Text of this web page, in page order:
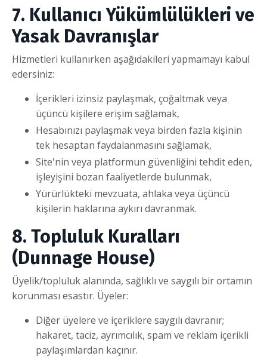
7. Kullanıcı Yükümlülükleri ve
Yasak Davranışlar
Hizmetleri kullanırken aşağıdakileri yapmamayı kabul
edersiniz:
İçerikleri izinsiz paylaşmak, çoğaltmak veya
üçüncü kişilere erişim sağlamak,
Hesabınızı paylaşmak veya birden fazla kişinin
tek hesaptan faydalanmasını sağlamak,
Site'nin veya platformun güvenliğini tehdit eden,
işleyişini bozan faaliyetlerde bulunmak,
Yürürlükteki mevzuata, ahlaka veya üçüncü
kişilerin haklarına aykırı davranmak.
8. Topluluk Kuralları
(Dunnage House)
Üyelik/topluluk alanında, sağlıklı ve saygılı bir ortamın
korunması esastır. Üyeler:
Diğer üyelere ve içeriklere saygılı davranır;
hakaret, taciz, ayrımcılık, spam ve reklam içerikli
paylaşımlardan kaçınır.